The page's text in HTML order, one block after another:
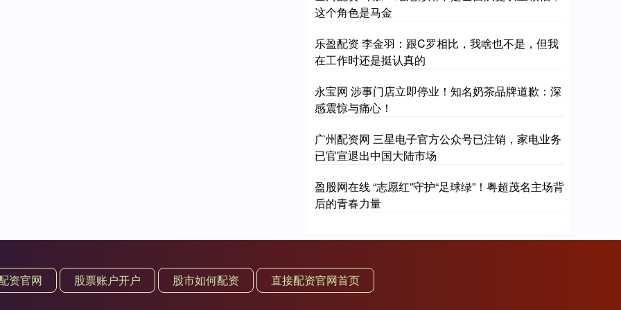
这个角色是马金
乐盈配资 李金羽：跟C罗相比，我啥也不是，但我
在工作时还是挺认真的
永宝网 涉事门店立即停业！知名奶茶品牌道歉：深
感震惊与痛心！
广州配资网 三星电子官方公众号已注销，家电业务
已官宣退出中国大陆市场
盈股网在线 “志愿红”守护“足球绿”！粤超茂名主场背
后的青春力量
资官网 股票账户开户 股市如何配资 直接配资官网首页